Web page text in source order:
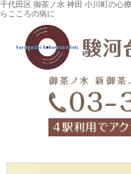
千代田区 御茶ノ水 神田 小川町の心
らこころの病に